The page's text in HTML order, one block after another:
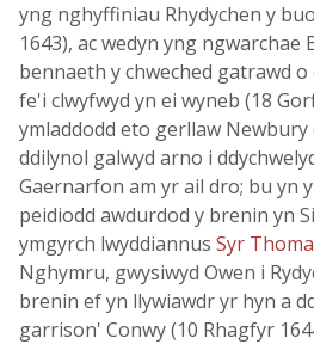
yng nghyffiniau Rhydychen y
1643), ac wedyn yng ngwarchae
bennaeth y chweched gatrawd
fe'i clwyfwyd yn ei wyneb (18
ymladdodd eto gerllaw Newbury
ddilynol galwyd arno i
Gaernarfon am yr ail dro; bu yn
peidiodd awdurdod y brenin yn
ymgyrch lwyddiannus Syr
Nghymru, gwysiwyd Owen i
brenin ef yn llywiawdr yr hyn a
garrison' Conwy (10 Rhagfyr